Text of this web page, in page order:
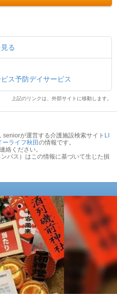
る
ス予防デイサービス
上記のリンクは、外部サイトに移動します。
が運営する介護施設検索サイト LI
ーライフ秋田の情報です。
絡ください。
パス）はこの情報に基づいて生じた損